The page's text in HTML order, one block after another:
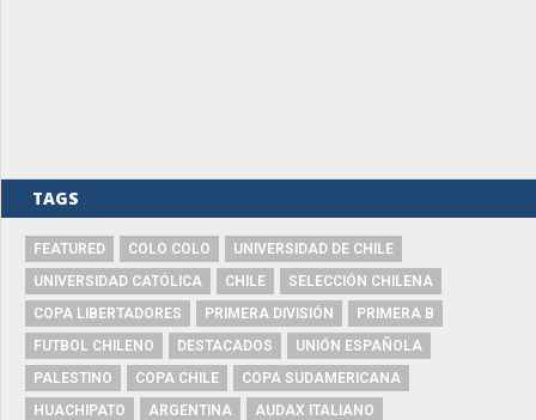
TAGS
FEATURED COLO COLO
UNIVERSIDAD DE CHILE
UNIVERSIDAD CATÓLICA
CHILE
SELECCIÓN CHILENA
COPA LIBERTADORES
PRIMERA DIVISIÓN
PRIMERA B
FUTBOL CHILENO
DESTACADOS
UNIÓN ESPAÑOLA
PALESTINO
COPA CHILE
COPA SUDAMERICANA
HUACHIPATO
ARGENTINA
AUDAX ITALIANO